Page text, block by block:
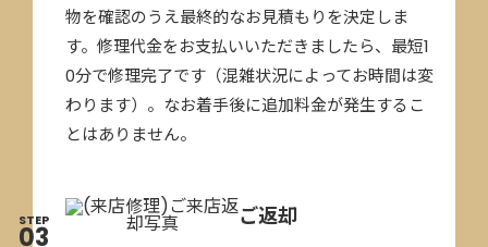
物を確認のうえ最終的なお見積もりを決定しま
す。修理代金をお支払いいただきましたら、最短1
0分で修理完了です（混雑状況によってお時間は変
わります）。なお着手後に追加料金が発生するこ
とはありません。
STEP
03
ご返却